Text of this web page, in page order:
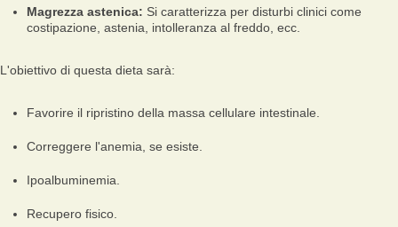
Magrezza astenica: Si caratterizza per disturbi clinici come
costipazione, astenia, intolleranza al freddo, ecc.
L'obiettivo di questa dieta sarà:
Favorire il ripristino della massa cellulare intestinale.
Correggere l'anemia, se esiste.
Ipoalbuminemia.
Recupero fisico.